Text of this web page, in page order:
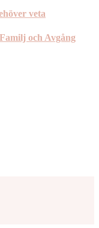
veta
och Avgång